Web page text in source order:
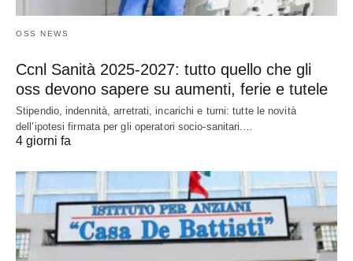
OSS NEWS
Ccnl Sanità 2025-2027: tutto quello che gli
oss devono sapere su aumenti, ferie e tutele
Stipendio, indennità, arretrati, incarichi e turni: tutte le novità
dell’ipotesi firmata per gli operatori socio-sanitari.…
4 giorni fa